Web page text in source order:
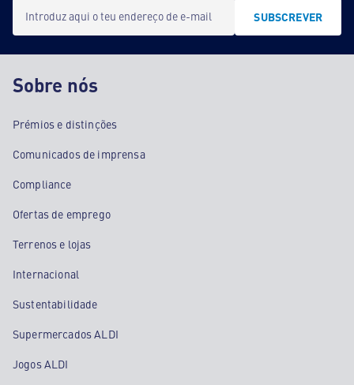
Introduz aqui o teu endereço de e-mail SUBSCREVER
Sobre nós
Prémios e distinções
Comunicados de imprensa
Compliance
Ofertas de emprego
Terrenos e lojas
Internacional
Sustentabilidade
Supermercados ALDI
Jogos ALDI